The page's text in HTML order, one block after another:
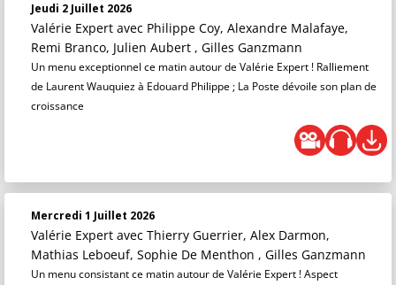
Jeudi 2 Juillet 2026
Valérie Expert avec Philippe Coy, Alexandre Malafaye,
Remi Branco, Julien Aubert , Gilles Ganzmann
Un menu exceptionnel ce matin autour de Valérie Expert ! Ralliement
de Laurent Wauquiez à Edouard Philippe ; La Poste dévoile son plan de
croissance
Mercredi 1 Juillet 2026
Valérie Expert avec Thierry Guerrier, Alex Darmon,
Mathias Leboeuf, Sophie De Menthon , Gilles Ganzmann
Un menu consistant ce matin autour de Valérie Expert ! Aspect